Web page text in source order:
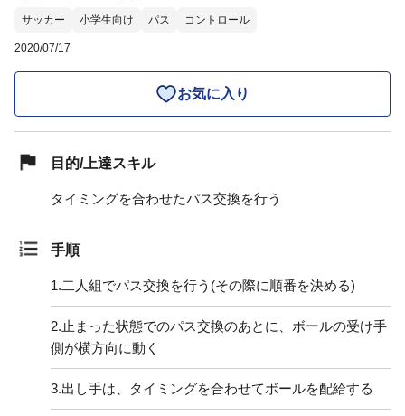
サッカー 小学生向け パス コントロール
2020/07/17
お気に入り
目的/上達スキル
タイミングを合わせたパス交換を行う
手順
1.二人組でパス交換を行う(その際に順番を決める)
2. 止まった状態でのパス交換のあとに、ボールの受け手
側が横方向に動く
3.出し手は、タイミングを合わせてボールを配給する